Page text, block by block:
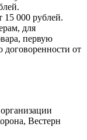
000 рублей.
для
первую
от
Вестерн